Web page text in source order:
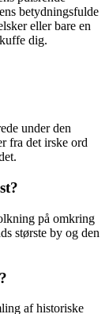
betydningsfulde
eller bare en
dig.
under den
fra det irske ord
på omkring
største by og den
af historiske